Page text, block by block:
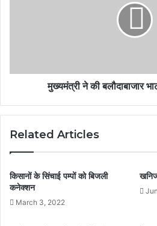
मुख्यमंत्री ने की बलौदाबाजार
Related Articles
किसानों के सिंचाई पम्पों को बिजली
कनेक्शन
March 3, 2022